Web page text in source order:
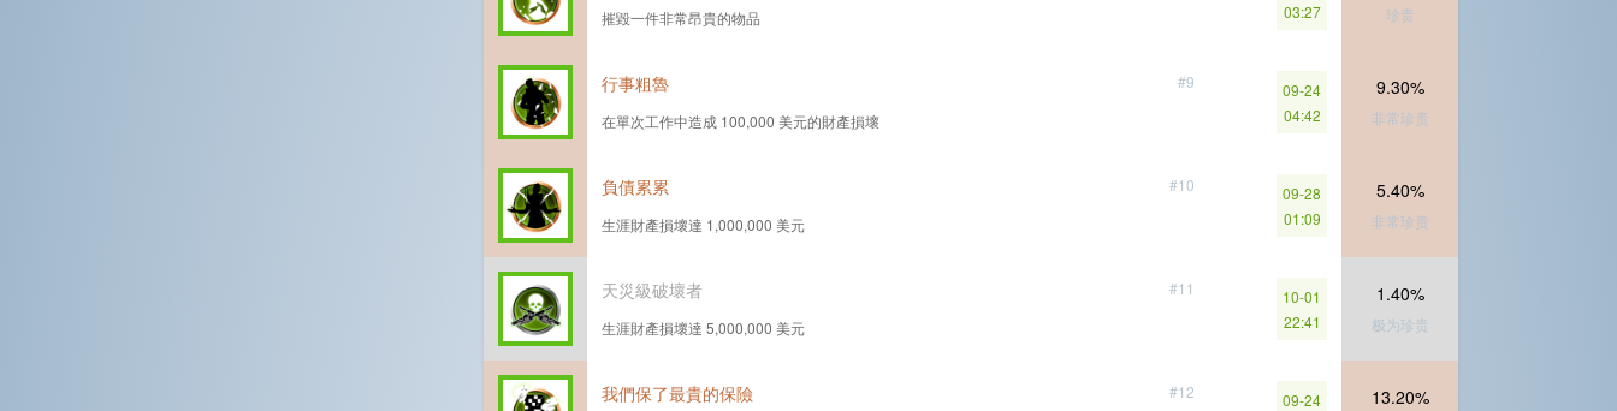
摧毀一件非常昂貴的物品
03:27
珍贵
#9
行事粗魯
在單次工作中造成 100,000 美元的財產損壞
09-24
04:42
9.30%
非常珍贵
#10
負債累累
生涯財產損壞達 1,000,000 美元
09-28
01:09
5.40%
非常珍贵
#11
天災級破壞者
生涯財產損壞達 5,000,000 美元
10-01
22:41
1.40%
极为珍贵
#12
我們保了最貴的保險
09-24
13.20%